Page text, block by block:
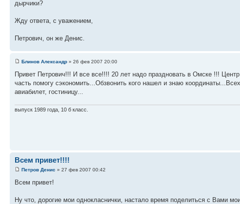
дырчики?
Жду ответа, с уважением,
Петрович, он же Денис.
Блинов Александр » 26 фев 2007 20:00
Привет Петрович!!! И все все!!!! 20 лет надо праздновать в Омске !!!
часть помогу сэкономить...Обзвонить кого нашел и знаю
авиабилет, гостиницу...
выпуск 1989 года, 10 б класс.
Всем привет!!!!
Петров Денис » 27 фев 2007 00:42
Всем привет!
Ну что, дорогие мои однокласнички, настало время поделиться с Вами